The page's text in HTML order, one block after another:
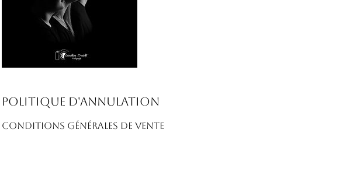
Politique d'annulation
CONDITIONS GÉNÉRALES DE VENTE